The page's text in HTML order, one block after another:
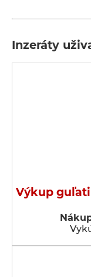
Inzeráty
Výkup